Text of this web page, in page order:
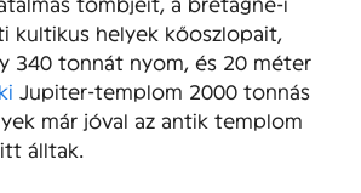
kultikus helyek kőoszlopait,
340 tonnát nyom, és 20 méter
Jupiter-templom 2000 tonnás
már jóval az antik templom
álltak.